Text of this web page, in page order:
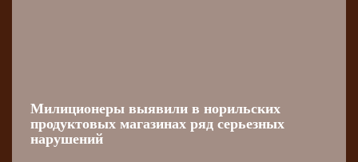
Милиционеры выявили в норильских
продуктовых магазинах ряд серьезных
нарушений